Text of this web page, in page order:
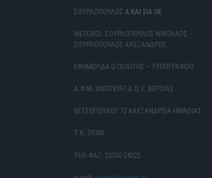
ΣΟΥΡΛΟΠΟΥΛΟΣ Α ΚΑΙ ΣΙΑ ΟΕ
ΜΕΤΟΧΟΙ: ΣΟΥΡΛΟΠΟΥΛΟΣ ΝΙΚΟΛΑΟΣ –
ΣΟΥΡΛΟΠΟΥΛΟΣ ΑΛΕΞΑΝΔΡΟΣ
ΕΦΗΜΕΡΙΔΑ Ο ΠΟΛΙΤΗΣ – ΤΥΠΟΓΡΑΦΕΙΟ
Α.Φ.Μ. 800378397 Δ.Ο.Υ. ΒΕΡΟΙΑΣ
ΒΕΤΣΟΠΟΥΛΟΥ 72 ΑΛΕΞΑΝΔΡΕΙΑ ΗΜΑΘΙΑΣ
Τ.Κ. 59300
ΤΗΛ-ΦΑΞ: 23330 24222